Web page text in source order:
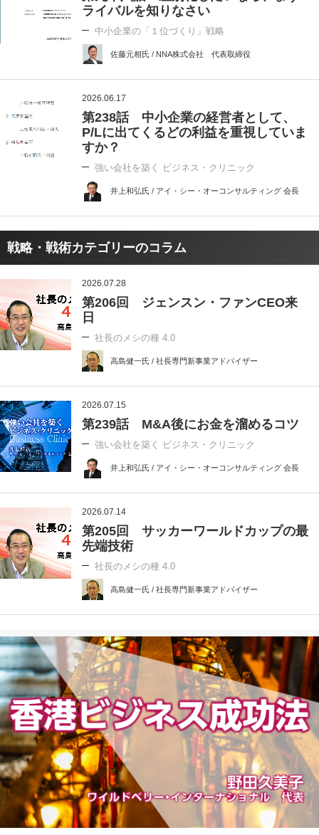
ライバルを知りなさい
中小企業の「１位づくり」戦略
佐藤元相氏 / NNA株式会社 代表取締役
2026.06.17
第238話 中小企業の経営者として、
P/Lに出てくるどの利益を重視していま
すか？
強い会社を築く ビジネス・クリニック
井上和弘氏 / アイ・シー・オーコンサルティング 会長
戦略・戦術カテゴリーのコラム
2026.07.28
第206回 ジェンスン・ファンCEO来
日
社長のメシの種 4.0
高島健一氏 / 社長専門新事業アドバイザー
2026.07.15
第239話 M&A後にお金を溜めるコツ
強い会社を築く ビジネス・クリニック
井上和弘氏 / アイ・シー・オーコンサルティング 会長
2026.07.14
第205回 サッカーワールドカップの最
先端技術
社長のメシの種 4.0
高島健一氏 / 社長専門新事業アドバイザー